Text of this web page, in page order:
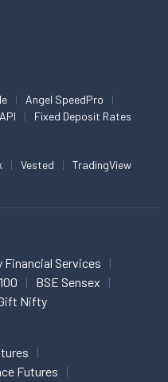
Angel SpeedPro
Fixed Deposit Rates
Vested TradingView
Financial Services
BSE Sensex
Nifty
Futures